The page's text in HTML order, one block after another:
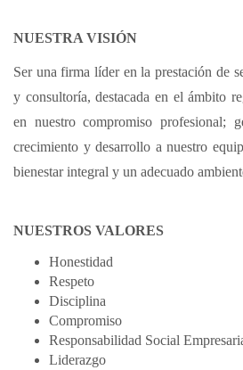
NUESTRA VISIÓN
Ser una firma líder en la prestación de
y consultoría, destacada en el ámbito
en nuestro compromiso profesional;
crecimiento y desarrollo a nuestro
bienestar integral y un adecuado
NUESTROS VALORES
Honestidad
Respeto
Disciplina
Compromiso
Responsabilidad Social
Liderazgo